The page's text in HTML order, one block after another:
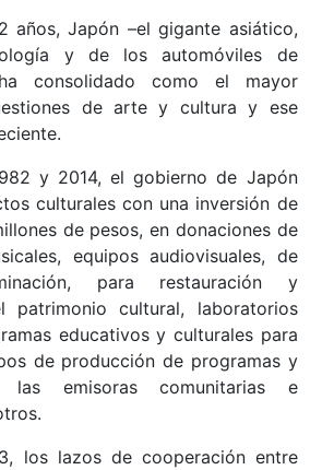
años, Japón –el gigante asiático,
y de los automóviles de
consolidado como el mayor
de arte y cultura y ese
y 2014, el gobierno de Japón
culturales con una inversión de
de pesos, en donaciones de
equipos audiovisuales, de
para restauración y
patrimonio cultural, laboratorios
educativos y culturales para
de producción de programas y
las emisoras comunitarias e
los lazos de cooperación entre